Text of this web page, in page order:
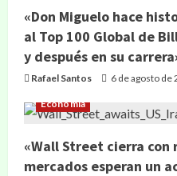
«Don Miguelo hace
al Top 100 Global de
y después en su
Rafael Santos 6 de agosto de
Economía
«Wall Street cierra con
mercados esperan un